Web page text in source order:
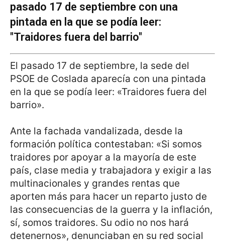
pasado 17 de septiembre con una
pintada en la que se podía leer:
"Traidores fuera del barrio"
El pasado 17 de septiembre, la sede del
PSOE de Coslada aparecía con una pintada
en la que se podía leer: «Traidores fuera del
barrio».
Ante la fachada vandalizada, desde la
formación política contestaban: «Si somos
traidores por apoyar a la mayoría de este
país, clase media y trabajadora y exigir a las
multinacionales y grandes rentas que
aporten más para hacer un reparto justo de
las consecuencias de la guerra y la inflación,
sí, somos traidores. Su odio no nos hará
detenernos», denunciaban en su red social